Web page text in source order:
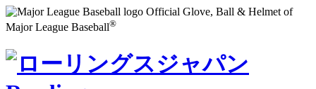
Official Glove, Ball & Helmet of
Major League Baseball®